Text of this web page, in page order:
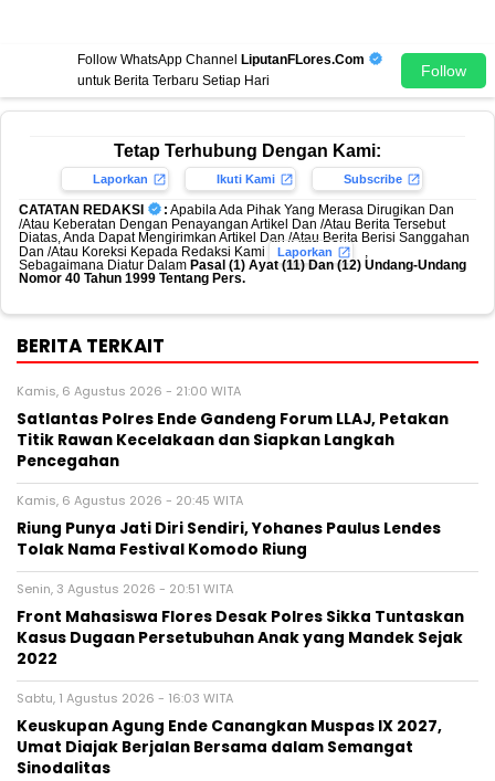
Follow WhatsApp Channel
LiputanFLores.Com
untuk Berita Terbaru Setiap Hari
Follow
Tetap Terhubung Dengan Kami:
Laporkan Ikuti Kami Subscribe
CATATAN REDAKSI : Apabila Ada Pihak Yang Merasa Dirugikan Dan
/Atau Keberatan Dengan Penayangan Artikel Dan /Atau Berita Tersebut
Diatas, Anda Dapat Mengirimkan Artikel Dan /Atau Berita Berisi Sanggahan
Dan /Atau Koreksi Kepada Redaksi Kami
Laporkan
,
Sebagaimana Diatur Dalam Pasal (1) Ayat (11) Dan (12) Undang-Undang
Nomor 40 Tahun 1999 Tentang Pers.
BERITA TERKAIT
Kamis, 6 Agustus 2026 - 21:00 WITA
Satlantas Polres Ende Gandeng Forum LLAJ, Petakan
Titik Rawan Kecelakaan dan Siapkan Langkah
Pencegahan
Kamis, 6 Agustus 2026 - 20:45 WITA
Riung Punya Jati Diri Sendiri, Yohanes Paulus Lendes
Tolak Nama Festival Komodo Riung
Senin, 3 Agustus 2026 - 20:51 WITA
Front Mahasiswa Flores Desak Polres Sikka Tuntaskan
Kasus Dugaan Persetubuhan Anak yang Mandek Sejak
2022
Sabtu, 1 Agustus 2026 - 16:03 WITA
Keuskupan Agung Ende Canangkan Muspas IX 2027,
Umat Diajak Berjalan Bersama dalam Semangat
Sinodalitas